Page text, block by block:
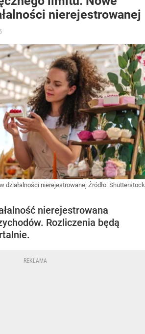
nierejestrowanej
działalności nierejestrowanej Źródło: Shutterstock
nierejestrowana
Rozliczenia będą